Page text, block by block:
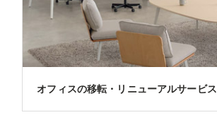
オフィスの移転・リニューアルサービス